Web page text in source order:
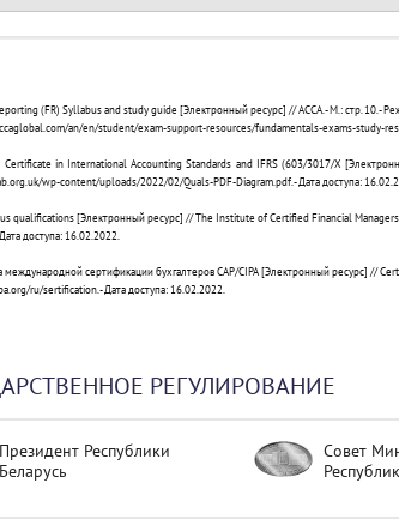
(FR) Syllabus and study guide [Электронный ресурс] // ACCA. - М.: стр. 10. -
an/en/student/exam-support-resources/fundamentals-exams-study-
in International Accounting Standards and IFRS (603/3017/X [
wp-content/uploads/2022/02/Quals-PDF-Diagram.pdf. -Датадоступа:
qualifications [Электронныйресурс] // The Institute of Certified Financial
Датадоступа: 16.02.2022.
международнойсертификациибухгалтеровCAP/СІРА[Электронныйресурс] //
ru/sertification. -Датадоступа: 16.02.2022.
РЕГУЛИРОВАНИЕ
Президент Республики
Беларусь
Совет